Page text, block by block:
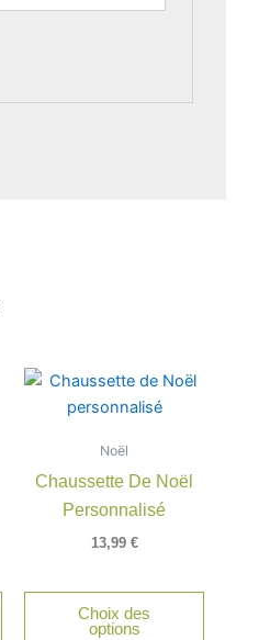
Noël
Chaussette De Noël
Personnalisé
13,99 €
Choix des
options